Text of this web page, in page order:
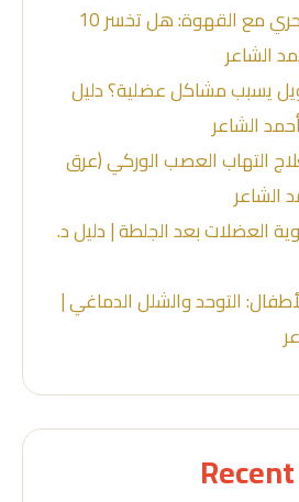
مكون طبيعي سحري مع القهوة: هل تخسر 10
الشاعر
يسبب مشاكل عضلية؟ دليل
الشاعر
التهاب العصب الوركي (عرق
الشاعر
العضلات بعد الجلطة | دليل د.
التوحد والشلل الدماغي |